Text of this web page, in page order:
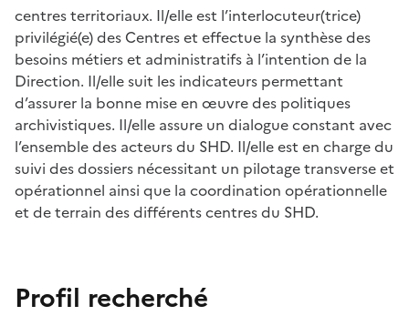
centres territoriaux. Il/elle est l’interlocuteur(trice)
privilégié(e) des Centres et effectue la synthèse des
besoins métiers et administratifs à l’intention de la
Direction. Il/elle suit les indicateurs permettant
d’assurer la bonne mise en œuvre des politiques
archivistiques. Il/elle assure un dialogue constant avec
l’ensemble des acteurs du SHD. Il/elle est en charge du
suivi des dossiers nécessitant un pilotage transverse et
opérationnel ainsi que la coordination opérationnelle
et de terrain des différents centres du SHD.
Profil recherché